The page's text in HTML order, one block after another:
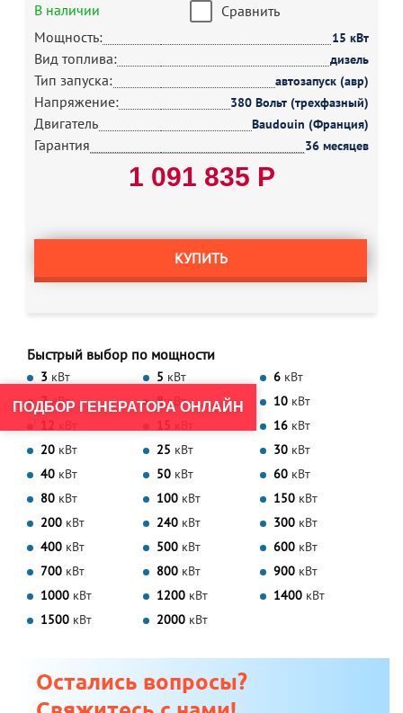
В наличии
Сравнить
Мощность:
15 кВт
Вид топлива: дизель
Тип запуска: автозапуск (авр)
Напряжение: 380 Вольт (трехфазный)
Двигатель Baudouin (Франция)
Гарантия 36 месяцев
1 091 835 Р
КУПИТЬ
Быстрый выбор по мощности
3 кВт 5 кВт 6 кВт
7 кВт 8 кВт 10 кВт
12
15 16 кВт
20 кВт 25 кВт 30 кВт
40 кВт 50 кВт 60 кВт
80 кВт 100 кВт 150 кВт
200 кВт 240 кВт 300 кВт
400 кВт 500 кВт 600 кВт
700 кВт 800 кВт 900 кВт
1000 кВт 1200 кВт 1400 кВт
1500 кВт 2000 кВт
Остались вопросы?
ПОДБОР ГЕНЕРАТОРА ОНЛАЙН